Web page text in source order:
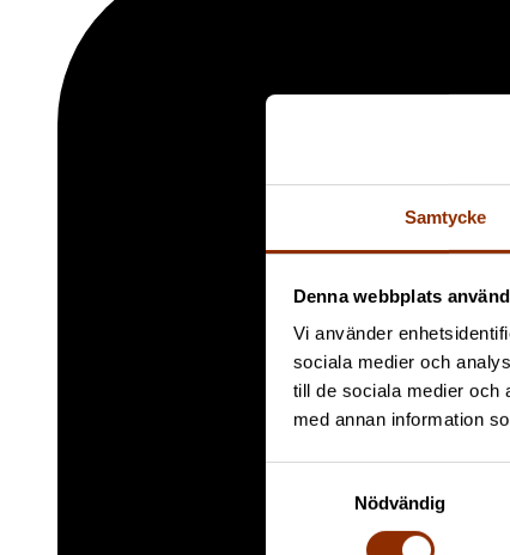
Samtycke
Denna webbplats
Vi använder
sociala medier och
till de sociala medier och
med annan information
Nödvändig